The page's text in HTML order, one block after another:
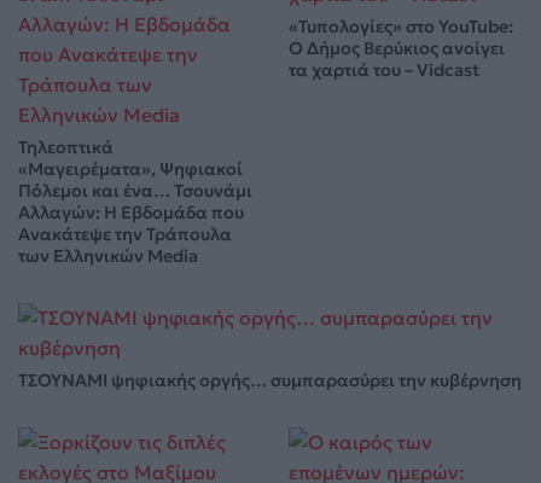
Τηλεοπτικά
«Μαγειρέματα», Ψηφιακοί
Πόλεμοι και ένα… Τσουνάμι
Αλλαγών: Η Εβδομάδα που
Ανακάτεψε την Τράπουλα
των Ελληνικών Media
«Τυπολογίες» στο YouTube:
Ο Δήμος Βερύκιος ανοίγει
τα χαρτιά του – Vidcast
ΤΣΟΥΝΑΜΙ ψηφιακής οργής… συμπαρασύρει την κυβέρνηση